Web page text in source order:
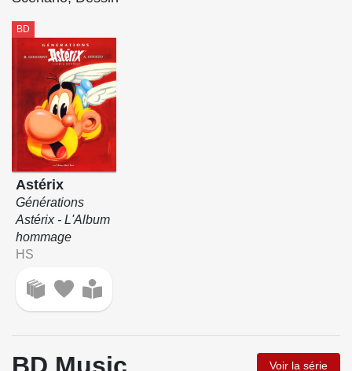
BD
Astérix
Générations
Astérix - L'Album
hommage
HS
Voir la série